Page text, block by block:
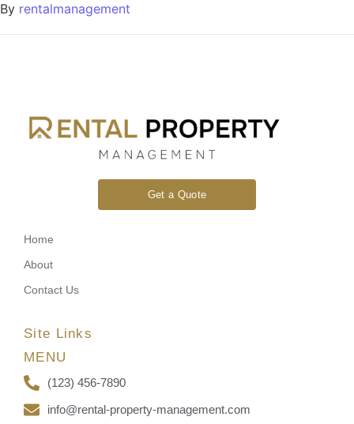
By rentalmanagement
Get a Quote
Home
About
Contact Us
Site Links
MENU
(123) 456-7890
info@rental-property-management.com